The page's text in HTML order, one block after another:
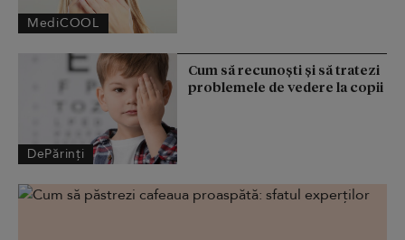
MediCOOL
DePărinți
Cum să recunoști și să tratezi
problemele de vedere la copii